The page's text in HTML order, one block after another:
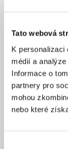
Tato webová
K
médií a
Informace o
partnery pro
mohou
nebo které
cementárny,
1941 rozhodl
Prahy.
Velkolepá
zhruba o 10
sobě pouze
kde dnes sídlí